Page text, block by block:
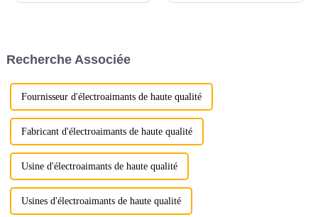
Recherche Associée
Fournisseur d'électroaimants de haute qualité
Fabricant d'électroaimants de haute qualité
Usine d'électroaimants de haute qualité
Usines d'électroaimants de haute qualité